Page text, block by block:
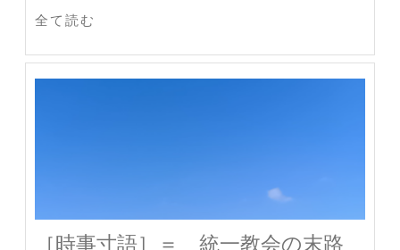
全て読む
［時事寸語］＝ 統一教会の末路